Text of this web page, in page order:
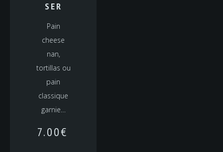
SER
Pain
cheese
nan,
tortillas ou
pain
classique
garnie…
7.00€